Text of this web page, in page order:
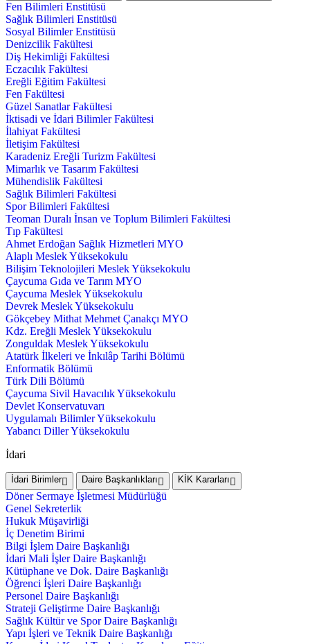
Fen Bilimleri Enstitüsü
Sağlık Bilimleri Enstitüsü
Sosyal Bilimler Enstitüsü
Denizcilik Fakültesi
Diş Hekimliği Fakültesi
Eczacılık Fakültesi
Ereğli Eğitim Fakültesi
Fen Fakültesi
Güzel Sanatlar Fakültesi
İktisadi ve İdari Bilimler Fakültesi
İlahiyat Fakültesi
İletişim Fakültesi
Karadeniz Ereğli Turizm Fakültesi
Mimarlık ve Tasarım Fakültesi
Mühendislik Fakültesi
Sağlık Bilimleri Fakültesi
Spor Bilimleri Fakültesi
Teoman Duralı İnsan ve Toplum Bilimleri Fakültesi
Tıp Fakültesi
Ahmet Erdoğan Sağlık Hizmetleri MYO
Alaplı Meslek Yüksekokulu
Bilişim Teknolojileri Meslek Yüksekokulu
Çaycuma Gıda ve Tarım MYO
Çaycuma Meslek Yüksekokulu
Devrek Meslek Yüksekokulu
Gökçebey Mithat Mehmet Çanakçı MYO
Kdz. Ereğli Meslek Yüksekokulu
Zonguldak Meslek Yüksekokulu
Atatürk İlkeleri ve İnkılâp Tarihi Bölümü
Enformatik Bölümü
Türk Dili Bölümü
Çaycuma Sivil Havacılık Yüksekokulu
Devlet Konservatuvarı
Uygulamalı Bilimler Yüksekokulu
Yabancı Diller Yüksekokulu
İdari
İdari Birimler Daire Başkanlıkları KİK Kararları
Döner Sermaye İşletmesi Müdürlüğü
Genel Sekreterlik
Hukuk Müşavirliği
İç Denetim Birimi
Bilgi İşlem Daire Başkanlığı
İdari Mali İşler Daire Başkanlığı
Kütüphane ve Dok. Daire Başkanlığı
Öğrenci İşleri Daire Başkanlığı
Personel Daire Başkanlığı
Strateji Geliştirme Daire Başkanlığı
Sağlık Kültür ve Spor Daire Başkanlığı
Yapı İşleri ve Teknik Daire Başkanlığı